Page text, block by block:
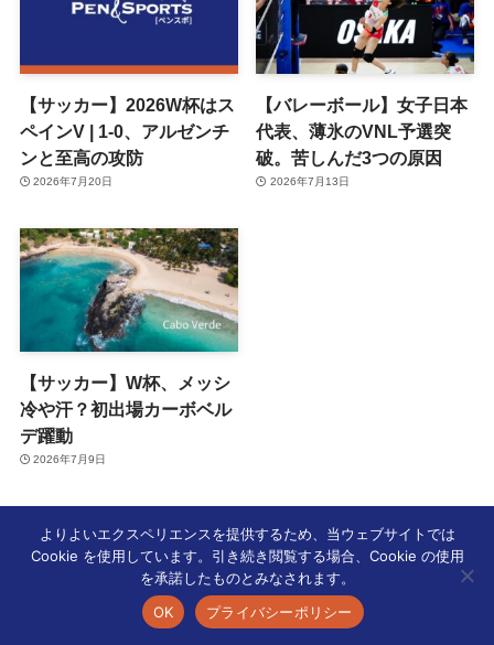
【サッカー】2026W杯はス
ペインV | 1-0、アルゼンチ
ンと至高の攻防
2026年7月20日
【バレーボール】女子日本
代表、薄氷のVNL予選突
破。苦しんだ3つの原因
2026年7月13日
【サッカー】W杯、メッシ
冷や汗？初出場カーボベル
デ躍動
2026年7月9日
よりよいエクスペリエンスを提供するため、当ウェブサイトでは
Cookie を使用しています。引き続き閲覧する場合、Cookie の使用
を承諾したものとみなされます。
OK
プライバシーポリシー